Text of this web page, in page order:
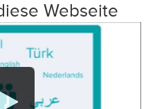
Webseite